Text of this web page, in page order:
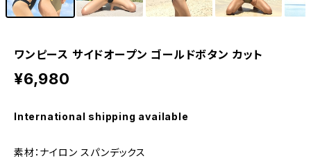
ワンピース サイドオープン ゴールドボタン カット
¥6,980
International shipping available
素材：ナイロン スパンデックス